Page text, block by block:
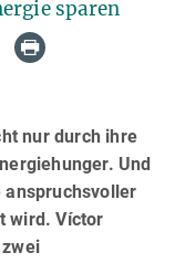
sparen
nur durch ihre
Und
anspruchsvoller
wird. Víctor